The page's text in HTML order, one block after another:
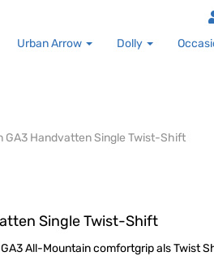
Urban Arrow Dolly
GA3 Handvatten Single Twist-Shift
Single Twist-Shift
All-Mountain comfortgrip als Twist